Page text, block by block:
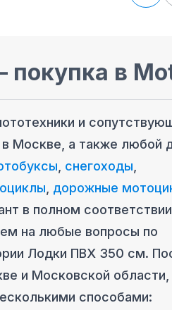
покупка в
и
в Москве , а также любой
снегоходы
дорожные
в полном
на любые вопросы по
Лодки ПВХ 350 см.
и Московcкой области,
способами: